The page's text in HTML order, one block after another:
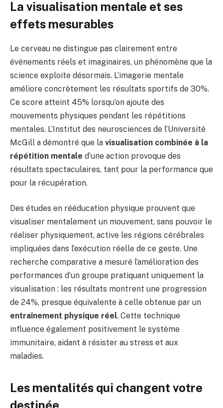
La visualisation mentale et ses
effets mesurables
Le cerveau ne distingue pas clairement entre
événements réels et imaginaires, un phénomène que la
science exploite désormais. L’imagerie mentale
améliore concrètement les résultats sportifs de 30%.
Ce score atteint 45% lorsqu’on ajoute des
mouvements physiques pendant les répétitions
mentales. L’Institut des neurosciences de l’Université
McGill a démontré que la visualisation combinée à la
répétition mentale d’une action provoque des
résultats spectaculaires, tant pour la performance que
pour la récupération.
Des études en rééducation physique prouvent que
visualiser mentalement un mouvement, sans pouvoir le
réaliser physiquement, active les régions cérébrales
impliquées dans l’exécution réelle de ce geste. Une
recherche comparative a mesuré l’amélioration des
performances d’un groupe pratiquant uniquement la
visualisation : les résultats montrent une progression
de 24%, presque équivalente à celle obtenue par un
entraînement physique réel. Cette technique
influence également positivement le système
immunitaire, aidant à résister au stress et aux
maladies.
Les mentalités qui changent votre
destinée